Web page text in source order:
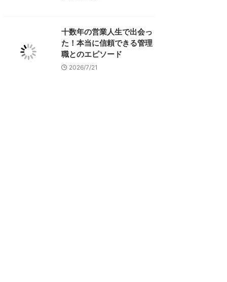
十数年の営業人生で出会っ
た！本当に信頼できる管理
職とのエピソード
2026/7/21